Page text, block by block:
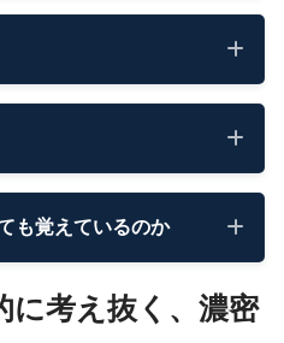
も覚えているのか
に考え抜く、濃密